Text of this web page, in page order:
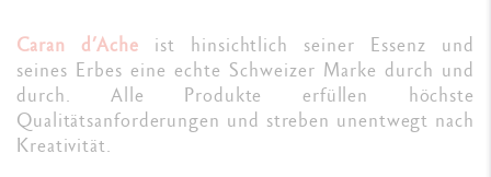
Caran d’Ache ist hinsichtlich seiner Essenz und
seines Erbes eine echte Schweizer Marke durch und
durch. Alle Produkte erfüllen höchste
Qualitätsanforderungen und streben unentwegt nach
Kreativität.